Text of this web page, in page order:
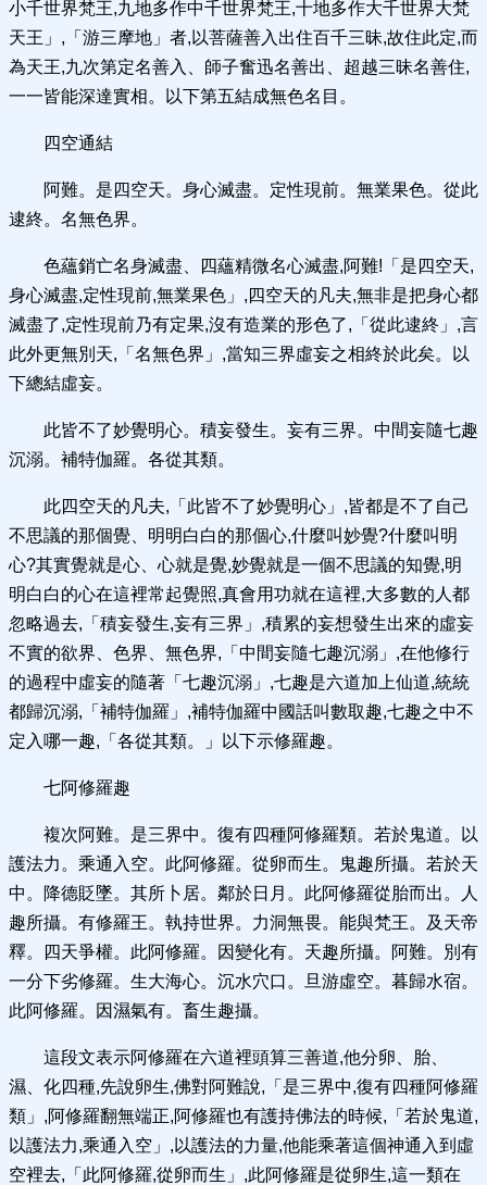
小千世界梵王,九地多作中千世界梵王,十地多作大千世界大梵
天王」,「游三摩地」者,以菩薩善入出住百千三昧,故住此定,而
為天王,九次第定名善入、師子奮迅名善出、超越三昧名善住,
一一皆能深達實相。以下第五結成無色名目。
四空通結
阿難。是四空天。身心滅盡。定性現前。無業果色。從此
逮終。名無色界。
色蘊銷亡名身滅盡、四蘊精微名心滅盡,阿難!「是四空天,
身心滅盡,定性現前,無業果色」,四空天的凡夫,無非是把身心都
滅盡了,定性現前乃有定果,沒有造業的形色了,「從此逮終」,言
此外更無別天,「名無色界」,當知三界虛妄之相終於此矣。以
下總結虛妄。
此皆不了妙覺明心。積妄發生。妄有三界。中間妄隨七趣
沉溺。補特伽羅。各從其類。
此四空天的凡夫,「此皆不了妙覺明心」,皆都是不了自己
不思議的那個覺、明明白白的那個心,什麼叫妙覺?什麼叫明
心?其實覺就是心、心就是覺,妙覺就是一個不思議的知覺,明
明白白的心在這裡常起覺照,真會用功就在這裡,大多數的人都
忽略過去,「積妄發生,妄有三界」,積累的妄想發生出來的虛妄
不實的欲界、色界、無色界,「中間妄隨七趣沉溺」,在他修行
的過程中虛妄的隨著「七趣沉溺」,七趣是六道加上仙道,統統
都歸沉溺,「補特伽羅」,補特伽羅中國話叫數取趣,七趣之中不
定入哪一趣,「各從其類。」以下示修羅趣。
七阿修羅趣
複次阿難。是三界中。復有四種阿修羅類。若於鬼道。以
護法力。乘通入空。此阿修羅。從卵而生。鬼趣所攝。若於天
中。降德貶墜。其所卜居。鄰於日月。此阿修羅從胎而出。人
趣所攝。有修羅王。執持世界。力洞無畏。能與梵王。及天帝
釋。四天爭權。此阿修羅。因變化有。天趣所攝。阿難。別有
一分下劣修羅。生大海心。沉水穴口。旦游虛空。暮歸水宿。
此阿修羅。因濕氣有。畜生趣攝。
這段文表示阿修羅在六道裡頭算三善道,他分卵、胎、
濕、化四種,先說卵生,佛對阿難說,「是三界中,復有四種阿修羅
類」,阿修羅翻無端正,阿修羅也有護持佛法的時候,「若於鬼道,
以護法力,乘通入空」,以護法的力量,他能乘著這個神通入到虛
空裡去,「此阿修羅,從卵而生」,此阿修羅是從卵生,這一類在